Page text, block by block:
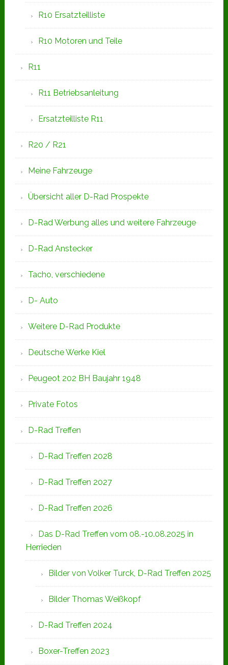
R10 Ersatzteilliste
R10 Motoren und Teile
R11
R11 Betriebsanleitung
Ersatzteilliste R11
R20 / R21
Meine Fahrzeuge
Übersicht aller D-Rad Prospekte
D-Rad Werbung alles und weitere Fahrzeuge
D-Rad Anstecker
Tacho, verschiedene
D- Auto
Weitere D-Rad Produkte
Deutsche Werke Kiel
Peugeot 202 BH Baujahr 1948
Private Fotos
D-Rad Treffen
D-Rad Treffen 2028
D-Rad Treffen 2027
D-Rad Treffen 2026
Das D-Rad Treffen vom 08.-10.08.2025 in
Herrieden
Bilder von Volker Turck, D-Rad Treffen 2025
Bilder Thomas Weißkopf
D-Rad Treffen 2024
Boxer-Treffen 2023